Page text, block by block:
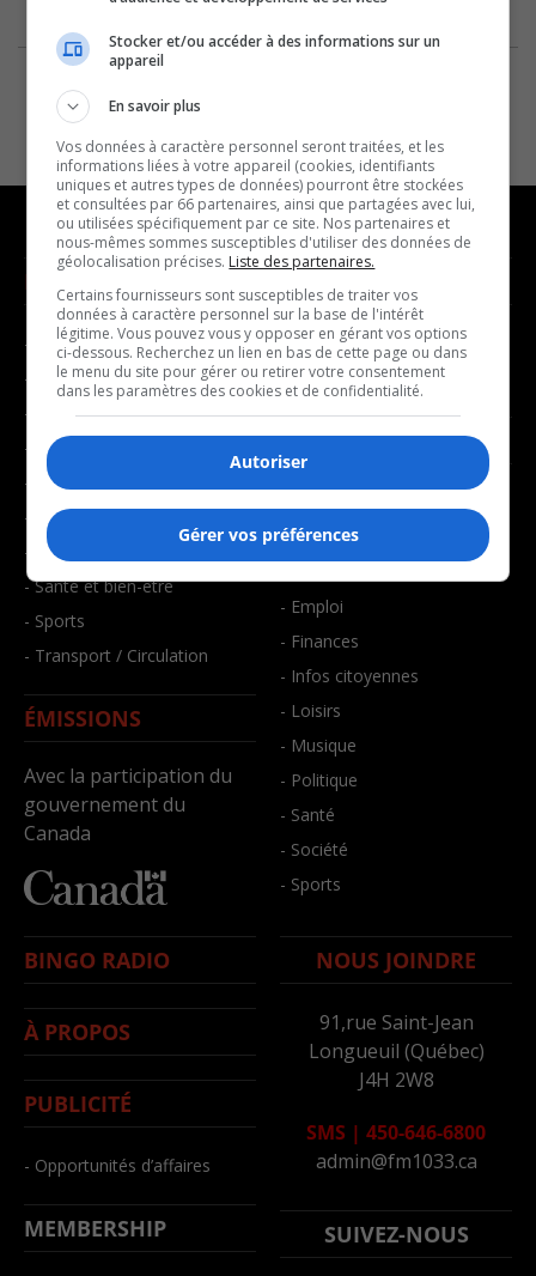
NOUVELLES
- Affaires municipales
- Communauté / Social
- Culture
- Économie
- Éducation
- Environnement
- Faits divers
- Santé et bien-être
- Sports
- Transport / Circulation
ÉMISSIONS
Avec la participation du
gouvernement du
Canada
MUSIQUE
- Décompte franco
- Joué récemment
BALADOS
- Art de vivre
- Emploi
- Finances
- Infos citoyennes
- Loisirs
- Musique
- Politique
- Santé
- Société
- Sports
BINGO RADIO
À PROPOS
PUBLICITÉ
- Opportunités d’affaires
MEMBERSHIP
NOUS JOINDRE
91,rue Saint-Jean
Longueuil (Québec)
J4H 2W8
SMS | 450-646-6800
admin@fm1033.ca
SUIVEZ-NOUS
Stocker et/ou accéder à des informations sur un
appareil
En savoir plus
Vos données à caractère personnel seront traitées, et les
informations liées à votre appareil (cookies, identifiants
uniques et autres types de données) pourront être stockées
et consultées par 66 partenaires, ainsi que partagées avec lui,
ou utilisées spécifiquement par ce site. Nos partenaires et
nous-mêmes sommes susceptibles d'utiliser des données de
géolocalisation précises. Liste des partenaires.
Certains fournisseurs sont susceptibles de traiter vos
données à caractère personnel sur la base de l'intérêt
légitime. Vous pouvez vous y opposer en gérant vos options
ci-dessous. Recherchez un lien en bas de cette page ou dans
le menu du site pour gérer ou retirer votre consentement
dans les paramètres des cookies et de confidentialité.
Autoriser
Gérer vos préférences